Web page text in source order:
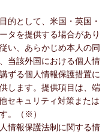
的として、米国・英国・
タを提供する場合があり
い、あらかじめ本人の同
当該外国における個人情
ずる個人情報保護措置に
します。提供項目は、端
セキュリティ対策または
。（※）
情報保護法制に関する情